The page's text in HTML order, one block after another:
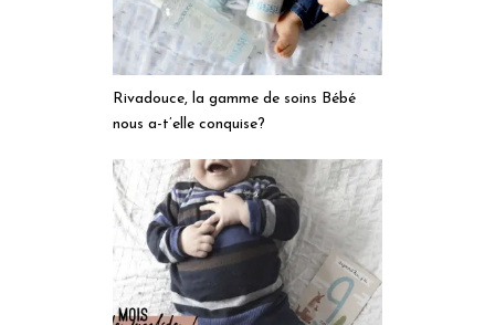
Rivadouce, la gamme de soins Bébé
nous a-t’elle conquise?